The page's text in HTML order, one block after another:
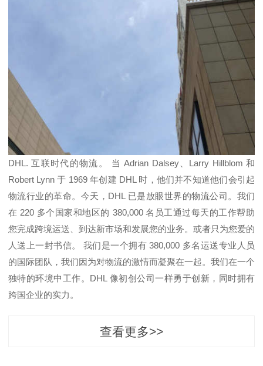
DHL. 互联时代的物流。 当 Adrian Dalsey、Larry Hillblom 和
Robert Lynn 于 1969 年创建 DHL 时，他们并不知道他们会引起
物流行业的革命。今天，DHL 已是放眼世界的物流公司。我们
在 220 多个国家和地区的 380,000 名员工通过每天的工作帮助
您完成跨境运送、到达新市场和发展您的业务。或者只为您爱的
人送上一封书信。 我们是一个拥有 380,000 多名运送专业人员
的国际团队，我们因为对物流的激情而凝聚在一起。我们在一个
独特的环境中工作。DHL 像初创公司一样勇于创新，同时拥有
跨国企业的实力。
查看更多>>